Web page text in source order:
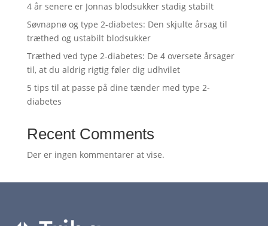
4 år senere er Jonnas blodsukker stadig stabilt
Søvnapnø og type 2-diabetes: Den skjulte årsag til
træthed og ustabilt blodsukker
Træthed ved type 2-diabetes: De 4 oversete årsager
til, at du aldrig rigtig føler dig udhvilet
5 tips til at passe på dine tænder med type 2-
diabetes
Recent Comments
Der er ingen kommentarer at vise.